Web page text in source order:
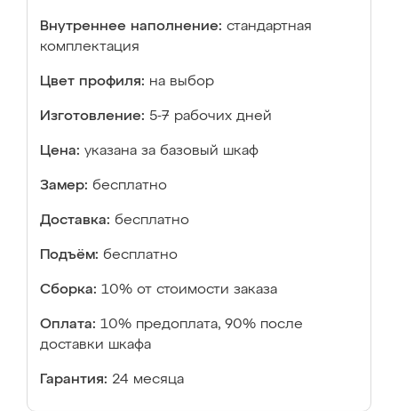
Внутреннее наполнение: стандартная
комплектация
Цвет профиля: на выбор
Изготовление: 5-7 рабочих дней
Цена: указана за базовый шкаф
Замер: бесплатно
Доставка: бесплатно
Подъём: бесплатно
Сборка: 10% от стоимости заказа
Оплата: 10% предоплата, 90% после
доставки шкафа
Гарантия: 24 месяца